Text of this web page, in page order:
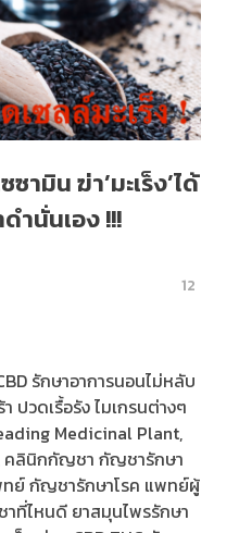
ามิน ฆ่า’มะเร็ง’ได้
ำนั่นเอง !!!
12